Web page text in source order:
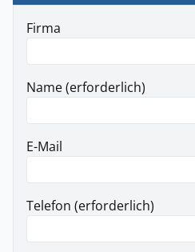
Firma
Name (erforderlich)
E-Mail
Telefon (erforderlich)